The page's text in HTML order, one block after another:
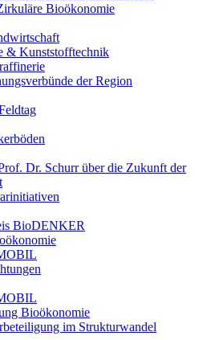
Bioökonomie
& Kunststofftechnik
der Region
Dr. Schurr über die Zukunft der
BioDENKER
Bioökonomie
im Strukturwandel